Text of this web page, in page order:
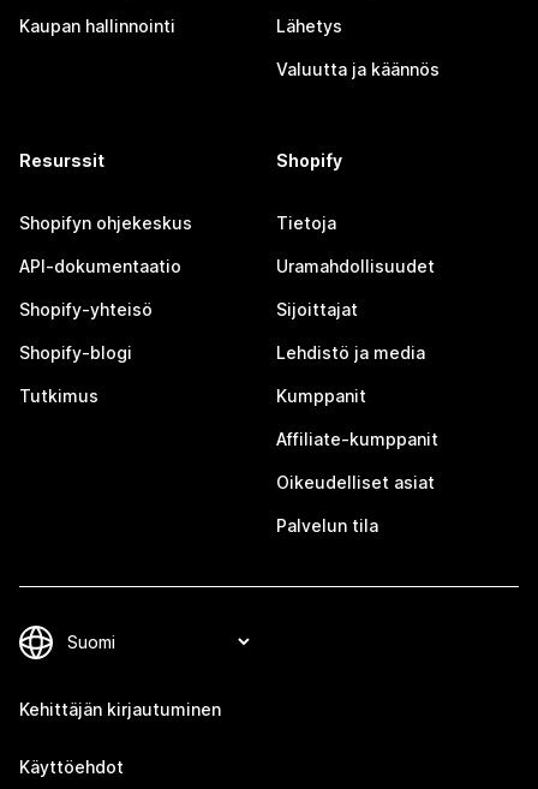
Kaupan hallinnointi Lähetys
Valuutta ja käännös
Resurssit
Shopifyn ohjekeskus
API-dokumentaatio
Shopify-yhteisö
Shopify-blogi
Tutkimus
Shopify
Tietoja
Uramahdollisuudet
Sijoittajat
Lehdistö ja media
Kumppanit
Affiliate-kumppanit
Oikeudelliset asiat
Palvelun tila
Kehittäjän kirjautuminen
Käyttöehdot